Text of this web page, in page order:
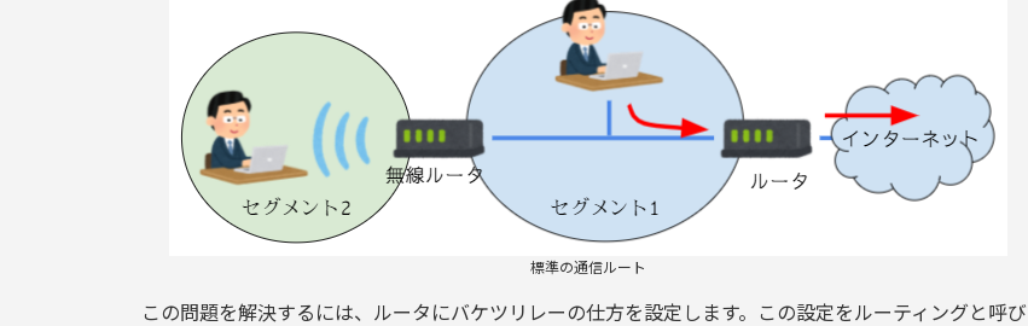
標準の通信ルート
この問題を解決するには、ルータにバケツリレーの仕方を設定します。この設定をルーティングと呼び